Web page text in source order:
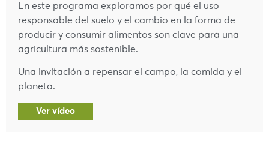
En este programa exploramos por qué el uso
responsable del suelo y el cambio en la forma de
producir y consumir alimentos son clave para una
agricultura más sostenible.
Una invitación a repensar el campo, la comida y el
planeta.
Ver vídeo